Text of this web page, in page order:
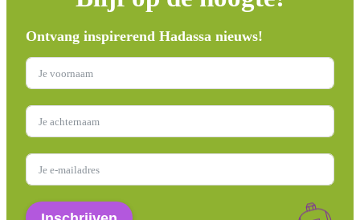
Ontvang inspirerend Hadassa nieuws!